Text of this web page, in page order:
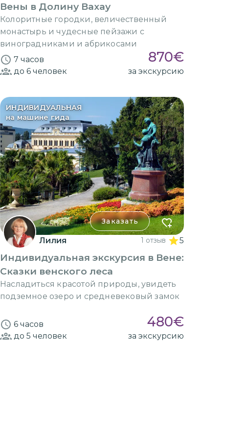
Вены в Долину Вахау
Колоритные городки, величественный
монастырь и чудесные пейзажи с
виноградниками и абрикосами
7 часов
870€
до 6 человек за экскурсию
ИНДИВИДУАЛЬНАЯ
на машине гида
Заказать
Лилия 1 отзыв 5
Индивидуальная экскурсия в Вене:
Сказки венского леса
Насладиться красотой природы, увидеть
подземное озеро и средневековый замок
6 часов 480€
до 5 человек за экскурсию